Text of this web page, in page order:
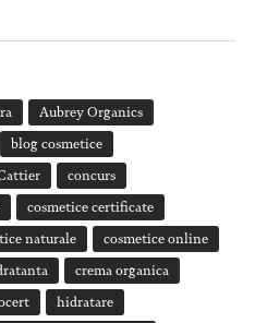
Aubrey Organics
blog cosmetice
concurs
cosmetice certificate
naturale cosmetice online
crema organica
hidratare